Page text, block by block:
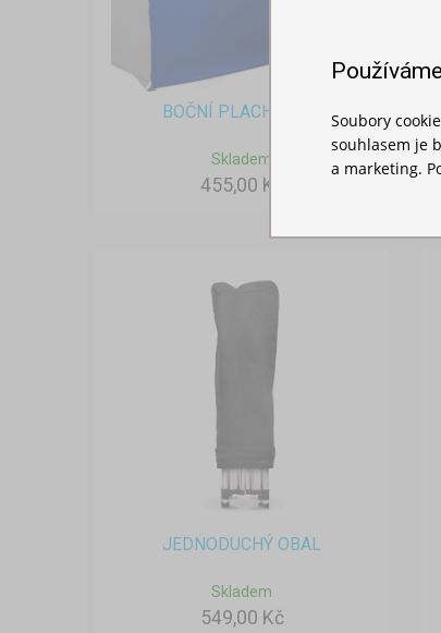
BOČNÍ PLACHTA 2M
Skladem
455,00 Kč
JEDNODUCHÝ OBAL
Skladem
549,00 Kč
Soubory
souhlasem je
a marketing.